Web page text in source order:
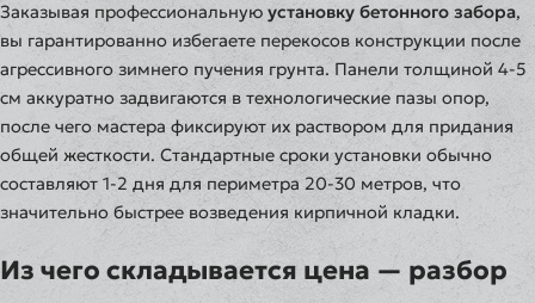
Заказывая профессиональную установку бетонного забора,
вы гарантированно избегаете перекосов конструкции после
агрессивного зимнего пучения грунта. Панели толщиной 4-5
см аккуратно задвигаются в технологические пазы опор,
после чего мастера фиксируют их раствором для придания
общей жесткости. Стандартные сроки установки обычно
составляют 1-2 дня для периметра 20-30 метров, что
значительно быстрее возведения кирпичной кладки.
Из чего складывается цена — разбор